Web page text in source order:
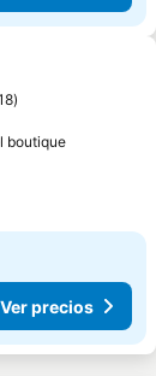
boutiqueVer
Ver precios